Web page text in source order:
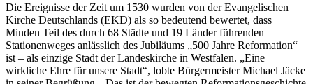
Die Ereignisse der Zeit um 1530 wurden von der Evangelischen
Kirche Deutschlands (EKD) als so bedeutend bewertet, dass
Minden Teil des durch 68 Städte und 19 Länder führenden
Stationenweges anlässlich des Jubiläums „500 Jahre Reformation“
ist – als einzige Stadt der Landeskirche in Westfalen. „Eine
wirkliche Ehre für unsere Stadt“, lobte Bürgermeister Michael Jäcke